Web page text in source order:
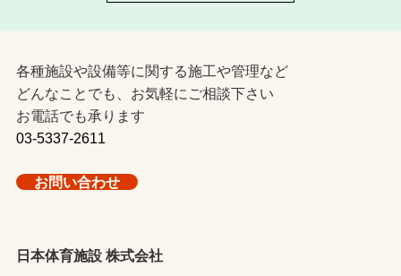
各種施設や設備等に関する施工や管理など
どんなことでも、お気軽にご相談下さい
お電話でも承ります
03-5337-2611
お問い合わせ
日本体育施設 株式会社